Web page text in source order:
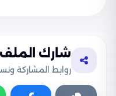
شارك الملف
روابط المشاركة